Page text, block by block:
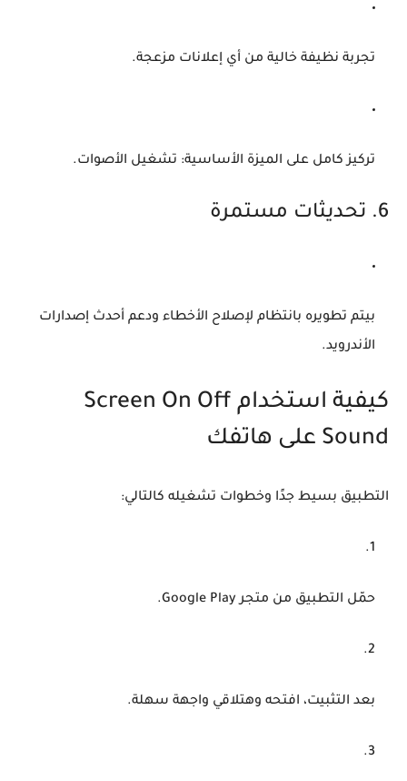
تجربة نظيفة خالية من أي إعلانات مزعجة.
تركيز كامل على الميزة الأساسية: تشغيل الأصوات.
6. تحديثات مستمرة
بيتم تطويره بانتظام لإصلاح الأخطاء ودعم أحدث إصدارات
الأندرويد.
كيفية استخدام Screen On Off
Sound على هاتفك
التطبيق بسيط جدًا وخطوات تشغيله كالتالي:
حمّل التطبيق من متجرGoogle Play
.
بعد التثبيت، افتحه وهتلاقي واجهة سهلة.